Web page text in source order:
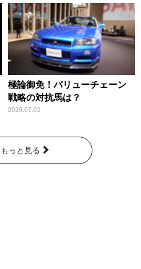
極論御免！バリューチェーン
戦略の対抗馬は？
2026.07.02
っと見る